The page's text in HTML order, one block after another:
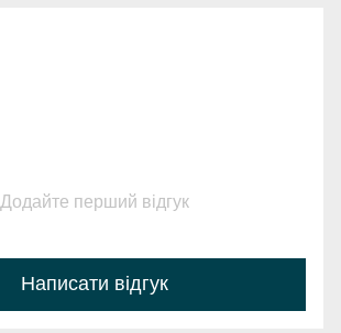
Додайте перший відгук
Написати відгук